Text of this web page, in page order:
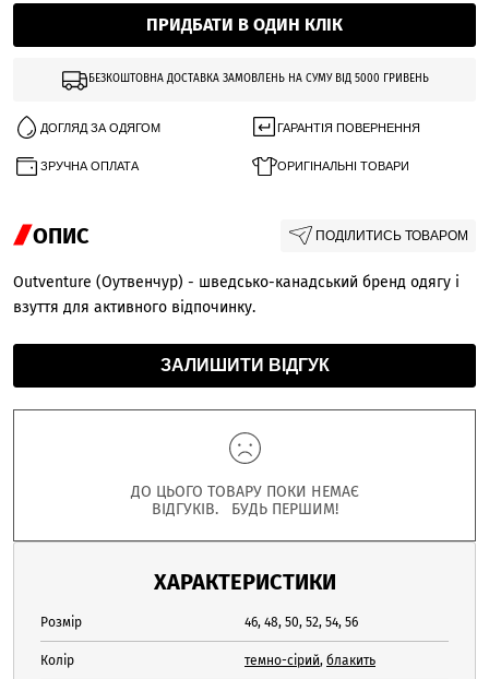
ПРИДБАТИ В ОДИН КЛІК
БЕЗКОШТОВНА ДОСТАВКА ЗАМОВЛЕНЬ НА СУМУ ВІД 5000 ГРИВЕНЬ
ДОГЛЯД ЗА ОДЯГОМ ГАРАНТІЯ ПОВЕРНЕННЯ
ЗРУЧНА ОПЛАТА ОРИГІНАЛЬНІ ТОВАРИ
ОПИС ПОДІЛИТИСЬ ТОВАРОМ
Outventure (Оутвенчур) - шведсько-канадський бренд одягу і
взуття для активного відпочинку.
ЗАЛИШИТИ ВІДГУК
ДО ЦЬОГО ТОВАРУ ПОКИ НЕМАЄ
ВІДГУКІВ. БУДЬ ПЕРШИМ!
ХАРАКТЕРИСТИКИ
Розмір 46, 48, 50, 52, 54, 56
Колір темно-сірий, блакить